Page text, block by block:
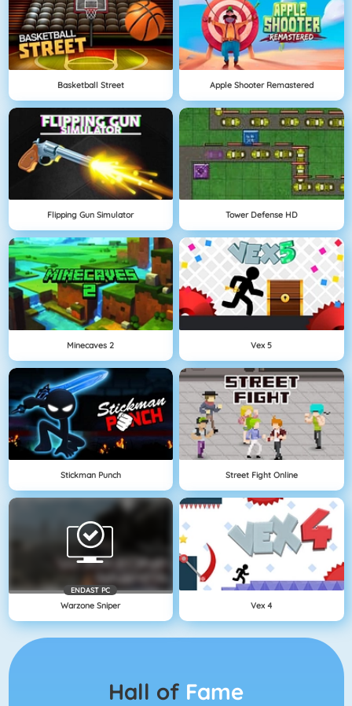
Basketball Street Apple Shooter Remastered
Flipping Gun Simulator Tower Defense HD
Minecaves 2 Vex 5
Stickman Punch Street Fight Online
ENDAST PC
Warzone Sniper Vex 4
Hall of Fame